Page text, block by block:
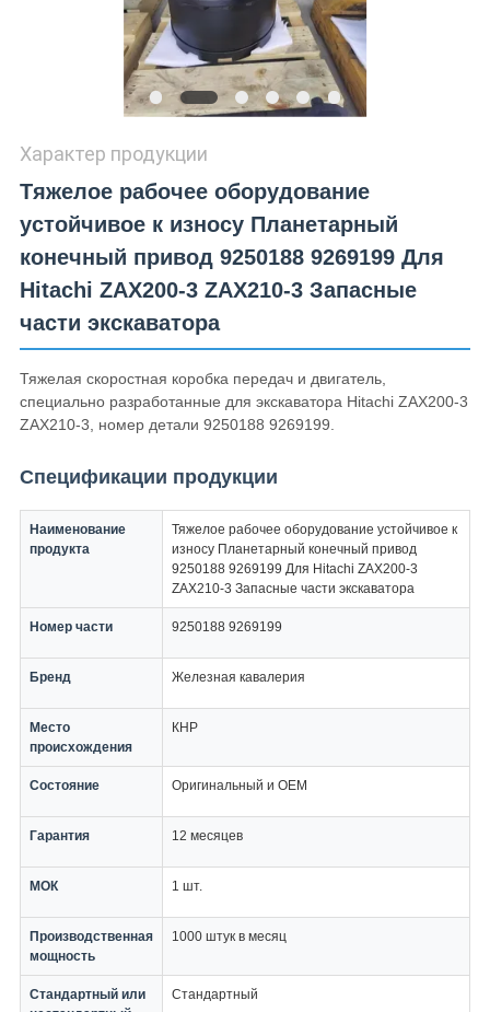
Характер продукции
Тяжелое рабочее оборудование
устойчивое к износу Планетарный
конечный привод 9250188 9269199 Для
Hitachi ZAX200-3 ZAX210-3 Запасные
части экскаватора
Тяжелая скоростная коробка передач и двигатель,
специально разработанные для экскаватора Hitachi ZAX200-3
ZAX210-3, номер детали 9250188 9269199.
Спецификации продукции
Наименование
продукта
Тяжелое рабочее оборудование устойчивое к
износу Планетарный конечный привод
9250188 9269199 Для Hitachi ZAX200-3
ZAX210-3 Запасные части экскаватора
Номер части 9250188 9269199
Бренд Железная кавалерия
Место
происхождения
КНР
Состояние Оригинальный и OEM
Гарантия 12 месяцев
МОК 1 шт.
Производственная
мощность
1000 штук в месяц
Стандартный или
Стандартный